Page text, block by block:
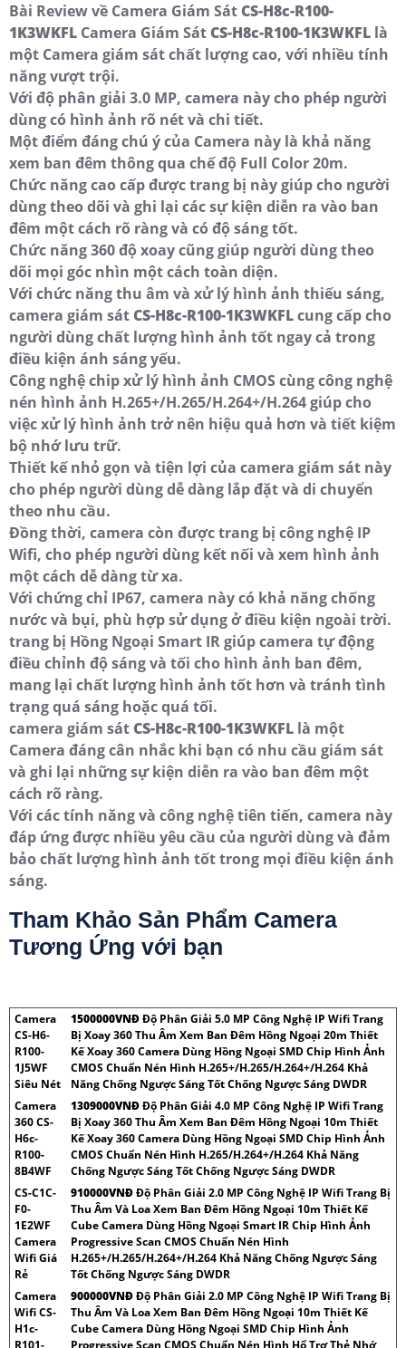
Bài Review về Camera Giám SátCS-H8c-R100-
1K3WKFL Camera Giám SátCS-H8c-R100-1K3WKFL là
một Camera giám sát chất lượng cao, với nhiều tính
năng vượt trội.
Với độ phân giải 3.0 MP, camera này cho phép người
dùng có hình ảnh rõ nét và chi tiết.
Một điểm đáng chú ý của Camera này là khả năng
xem ban đêm thông qua chế độ Full Color 20m.
Chức năng cao cấp được trang bị này giúp cho người
dùng theo dõi và ghi lại các sự kiện diễn ra vào ban
đêm một cách rõ ràng và có độ sáng tốt.
Chức năng 360 độ xoay cũng giúp người dùng theo
dõi mọi góc nhìn một cách toàn diện.
Với chức năng thu âm và xử lý hình ảnh thiếu sáng,
camera giám sátCS-H8c-R100-1K3WKFLcung cấp cho
người dùng chất lượng hình ảnh tốt ngay cả trong
điều kiện ánh sáng yếu.
Công nghệ chip xử lý hình ảnh CMOS cùng công nghệ
nén hình ảnh H.265+/H.265/H.264+/H.264 giúp cho
việc xử lý hình ảnh trở nên hiệu quả hơn và tiết kiệm
bộ nhớ lưu trữ.
Thiết kế nhỏ gọn và tiện lợi của camera giám sát này
cho phép người dùng dễ dàng lắp đặt và di chuyển
theo nhu cầu.
Đồng thời, camera còn được trang bị công nghệ IP
Wifi, cho phép người dùng kết nối và xem hình ảnh
một cách dễ dàng từ xa.
Với chứng chỉ IP67, camera này có khả năng chống
nước và bụi, phù hợp sử dụng ở điều kiện ngoài trời.
trang bị Hồng Ngoại Smart IR giúp camera tự động
điều chỉnh độ sáng và tối cho hình ảnh ban đêm,
mang lại chất lượng hình ảnh tốt hơn và tránh tình
trạng quá sáng hoặc quá tối.
camera giám sátCS-H8c-R100-1K3WKFL là một
Camera đáng cân nhắc khi bạn có nhu cầu giám sát
và ghi lại những sự kiện diễn ra vào ban đêm một
cách rõ ràng.
Với các tính năng và công nghệ tiên tiến, camera này
đáp ứng được nhiều yêu cầu của người dùng và đảm
bảo chất lượng hình ảnh tốt trong mọi điều kiện ánh
sáng.
Tham Khảo Sản Phẩm Camera
Tương Ứng với bạn
Camera
CS-H6-
R100-
1J5WF
Siêu Nét
1500000VNÐĐộ Phân Giải 5.0 MP Công Nghệ IP Wifi Trang
Bị Xoay 360 Thu Âm Xem Ban Đêm Hồng Ngoại 20m Thiết
Kế Xoay 360 Camera Dùng Hồng Ngoại SMD Chip Hình Ảnh
CMOS Chuẩn Nén Hình H.265+/H.265/H.264+/H.264 Khả
Năng Chống Ngược Sáng Tốt Chống Ngược Sáng DWDR
Camera
360 CS-
H6c-
R100-
8B4WF
1309000VNÐĐộ Phân Giải 4.0 MP Công Nghệ IP Wifi Trang
Bị Xoay 360 Thu Âm Xem Ban Đêm Hồng Ngoại 10m Thiết
Kế Xoay 360 Camera Dùng Hồng Ngoại SMD Chip Hình Ảnh
CMOS Chuẩn Nén Hình H.265/H.264+/H.264 Khả Năng
Chống Ngược Sáng Tốt Chống Ngược Sáng DWDR
CS-C1C-
F0-
1E2WF
Camera
Wifi Giá
Rẻ
910000VNÐĐộ Phân Giải 2.0 MP Công Nghệ IP Wifi Trang Bị
Thu Âm Và Loa Xem Ban Đêm Hồng Ngoại 10m Thiết Kế
Cube Camera Dùng Hồng Ngoại Smart IR Chip Hình Ảnh
Progressive Scan CMOS Chuẩn Nén Hình
H.265+/H.265/H.264+/H.264 Khả Năng Chống Ngược Sáng
Tốt Chống Ngược Sáng DWDR
Camera
Wifi CS-
H1c-
900000VNÐĐộ Phân Giải 2.0 MP Công Nghệ IP Wifi Trang Bị
Thu Âm Và Loa Xem Ban Đêm Hồng Ngoại 10m Thiết Kế
Cube Camera Dùng Hồng Ngoại SMD Chip Hình Ảnh